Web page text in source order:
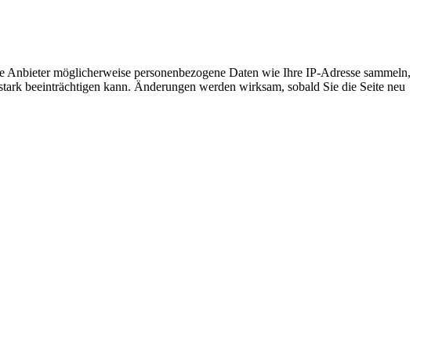
möglicherweise personenbezogene Daten wie Ihre IP-Adresse sammeln,
beeinträchtigen kann. Änderungen werden wirksam, sobald Sie die Seite neu